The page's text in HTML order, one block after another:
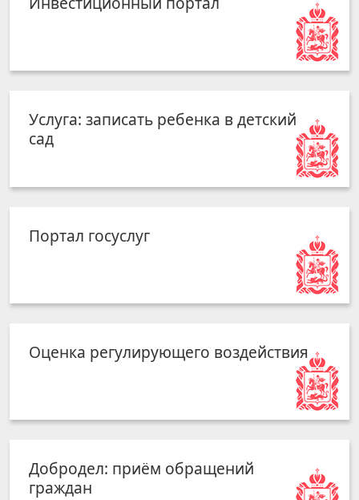
Услуга: записать ребенка в детский
сад
Портал госуслуг
Оценка регулирующего воздействия
Добродел: приём обращений
граждан